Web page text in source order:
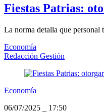
Fiestas Patrias:
La norma detalla que personal
Economía
Redacción Gestión
Economía
06/07/2025
17:50